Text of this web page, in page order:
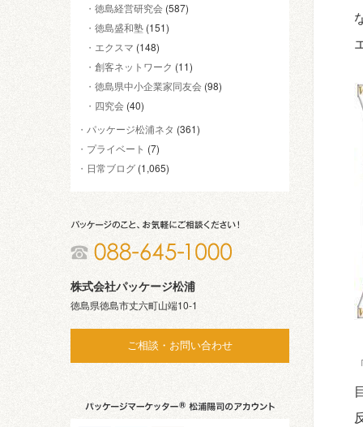
徳島経営研究会 (587)
徳島盛和塾 (151)
エクスマ (148)
創客ネットワーク (11)
徳島県中小企業家同友会 (98)
四究会 (40)
パッケージ松浦ネタ (361)
プライベート (7)
日常ブログ (1,065)
株式会社パッケージ松浦
徳島県徳島市丈六町山端10-1
ご相談・お問い合わせ